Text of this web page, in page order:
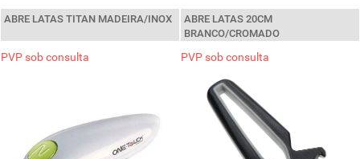
ABRE LATAS TITAN MADEIRA/INOX
PVP sob consulta
ABRE LATAS 20CM
BRANCO/CROMADO
PVP sob consulta